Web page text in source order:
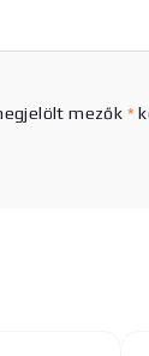
mezők *